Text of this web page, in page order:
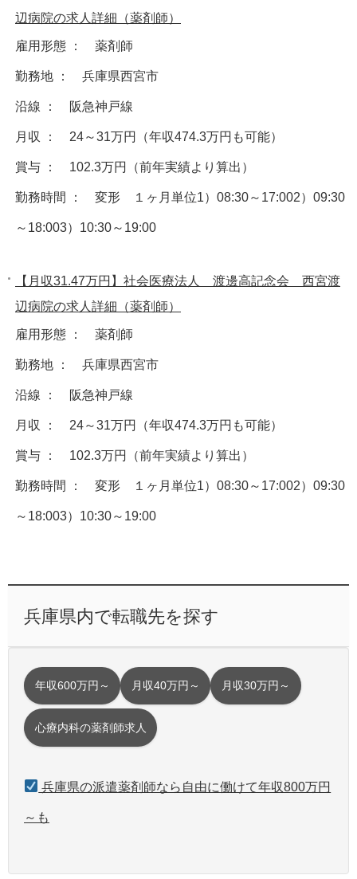
辺病院の求人詳細（薬剤師）
雇用形態 ： 薬剤師
勤務地 ： 兵庫県西宮市
沿線 ： 阪急神戸線
月収 ： 24～31万円（年収474.3万円も可能）
賞与 ： 102.3万円（前年実績より算出）
勤務時間 ： 変形 １ヶ月単位1）08:30～17:002）09:30
～18:003）10:30～19:00
【月収31.47万円】社会医療法人 渡邊高記念会 西宮渡
辺病院の求人詳細（薬剤師）
雇用形態 ： 薬剤師
勤務地 ： 兵庫県西宮市
沿線 ： 阪急神戸線
月収 ： 24～31万円（年収474.3万円も可能）
賞与 ： 102.3万円（前年実績より算出）
勤務時間 ： 変形 １ヶ月単位1）08:30～17:002）09:30
～18:003）10:30～19:00
兵庫県内で転職先を探す
年収600万円～ 月収40万円～ 月収30万円～
心療内科の薬剤師求人
兵庫県の派遣薬剤師なら自由に働けて年収800万円
～も